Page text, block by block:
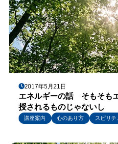
2017年5月21日
エネルギーの話 そもそも
授されるものじゃないし
講座案内 心のあり方
スピリ